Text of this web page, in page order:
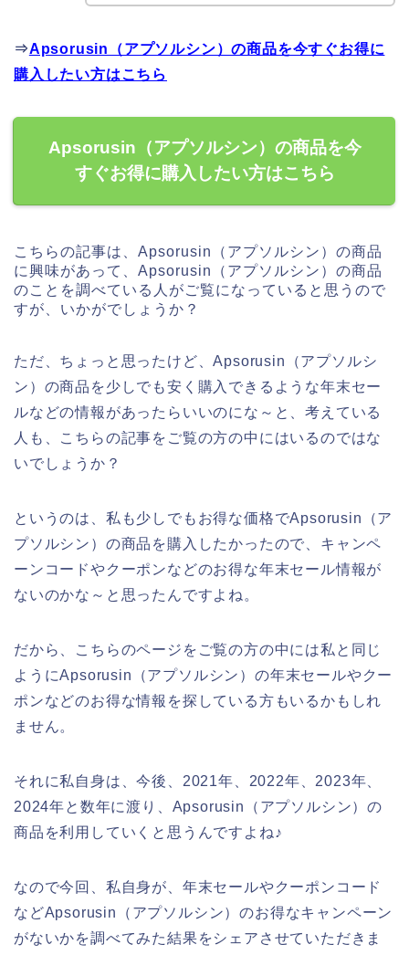
⇒Apsorusin（アプソルシン）の商品を今すぐお得に
購入したい方はこちら
Apsorusin（アプソルシン）の商品を今
すぐお得に購入したい方はこちら
こちらの記事は、Apsorusin（アプソルシン）の商品
に興味があって、Apsorusin（アプソルシン）の商品
のことを調べている人がご覧になっていると思うので
すが、いかがでしょうか？
ただ、ちょっと思ったけど、Apsorusin（アプソルシ
ン）の商品を少しでも安く購入できるような年末セー
ルなどの情報があったらいいのにな～と、考えている
人も、こちらの記事をご覧の方の中にはいるのではな
いでしょうか？
というのは、私も少しでもお得な価格でApsorusin（ア
プソルシン）の商品を購入したかったので、キャンペ
ーンコードやクーポンなどのお得な年末セール情報が
ないのかな～と思ったんですよね。
だから、こちらのページをご覧の方の中には私と同じ
ようにApsorusin（アプソルシン）の年末セールやクー
ポンなどのお得な情報を探している方もいるかもしれ
ません。
それに私自身は、今後、2021年、2022年、2023年、
2024年と数年に渡り、Apsorusin（アプソルシン）の
商品を利用していくと思うんですよね♪
なので今回、私自身が、年末セールやクーポンコード
などApsorusin（アプソルシン）のお得なキャンペーン
がないかを調べてみた結果をシェアさせていただきま